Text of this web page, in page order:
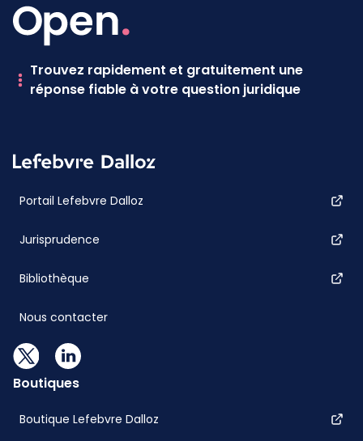
Trouvez rapidement et gratuitement une
réponse fiable à votre question juridique
Portail Lefebvre Dalloz
Jurisprudence
Bibliothèque
Nous contacter
Boutiques
Boutique Lefebvre Dalloz